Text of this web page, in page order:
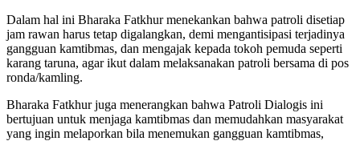
Dalam hal ini Bharaka Fatkhur menekankan bahwa patroli disetiap
jam rawan harus tetap digalangkan, demi mengantisipasi terjadinya
gangguan kamtibmas, dan mengajak kepada tokoh pemuda seperti
karang taruna, agar ikut dalam melaksanakan patroli bersama di pos
ronda/kamling.
Bharaka Fatkhur juga menerangkan bahwa Patroli Dialogis ini
bertujuan untuk menjaga kamtibmas dan memudahkan masyarakat
yang ingin melaporkan bila menemukan gangguan kamtibmas,